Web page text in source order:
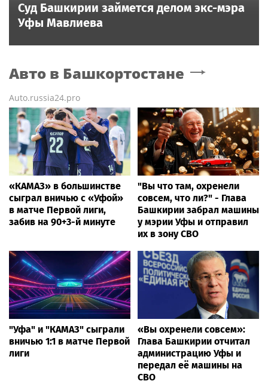
Суд Башкирии займется делом экс-мэра
Уфы Мавлиева
Авто в Башкортостане
Auto.russia24.pro
«КАМАЗ» в большинстве
сыграл вничью с «Уфой»
в матче Первой лиги,
забив на 90+3-й минуте
"Вы что там, охренели
совсем, что ли?" - Глава
Башкирии забрал машины
у мэрии Уфы и отправил
их в зону СВО
"Уфа" и "КАМАЗ" сыграли
вничью 1:1 в матче Первой
лиги
«Вы охренели совсем»:
Глава Башкирии отчитал
администрацию Уфы и
передал её машины на
СВО